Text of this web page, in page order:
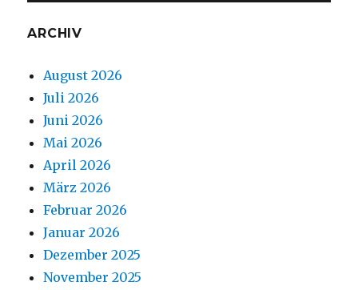
ARCHIV
August 2026
Juli 2026
Juni 2026
Mai 2026
April 2026
März 2026
Februar 2026
Januar 2026
Dezember 2025
November 2025